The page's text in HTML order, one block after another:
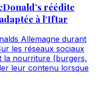
réédite
à l’Iftar
Allemagne durant
les réseaux sociaux
la nourriture (burgers,
leur contenu lorsque